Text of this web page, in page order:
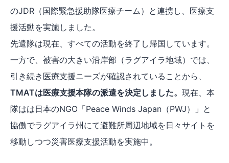
のJDR（国際緊急援助隊医療チーム）と連携し、医療支
援活動を実施しました。
先遣隊は現在、すべての活動を終了し帰国しています。
一方で、被害の大きい沿岸部（ラグアイラ地域）では、
引き続き医療支援ニーズが確認されていることから、
TMATは医療支援本隊の派遣を決定しました。 現在、本
隊はは日本のNGO「Peace Winds Japan（PWJ）」と
協働でラグアイラ州にて避難所周辺地域を日々サイトを
移動しつつ災害医療支援活動を実施中。